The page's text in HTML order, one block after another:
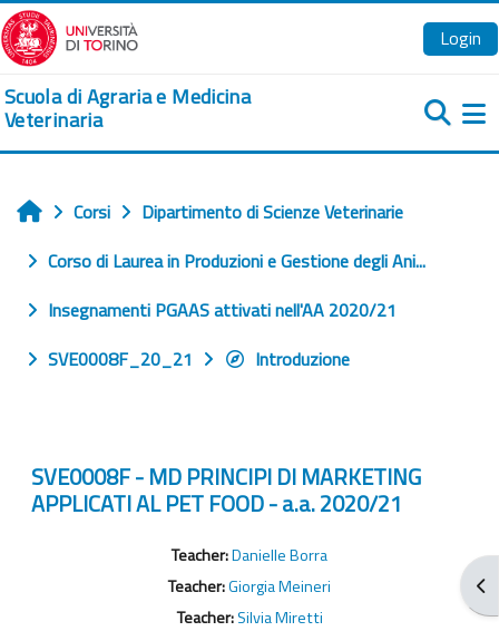
Vai al contenuto principale
Login
Scuola di Agraria e Medicina
Veterinaria
Home
Corsi
Dipartimento di Scienze Veterinarie
Corso di Laurea in Produzioni e Gestione degli Ani...
Insegnamenti PGAAS attivati nell'AA 2020/21
SVE0008F_20_21
Introduzione
SVE0008F - MD PRINCIPI DI MARKETING
APPLICATI AL PET FOOD - a.a. 2020/21
Teacher:Danielle Borra
Teacher:Giorgia Meineri
Teacher:Silvia Miretti